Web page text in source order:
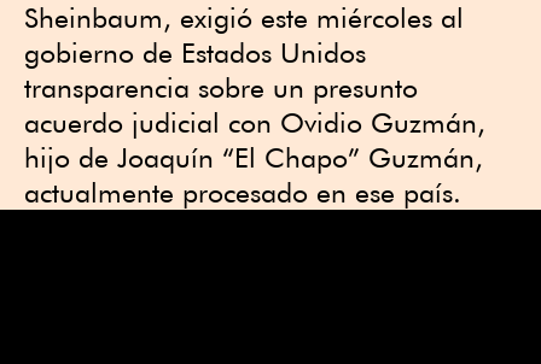
Sheinbaum, exigió este miércoles al
gobierno de Estados Unidos
transparencia sobre un presunto
acuerdo judicial con Ovidio Guzmán,
hijo de Joaquín “El Chapo” Guzmán,
actualmente procesado en ese país.